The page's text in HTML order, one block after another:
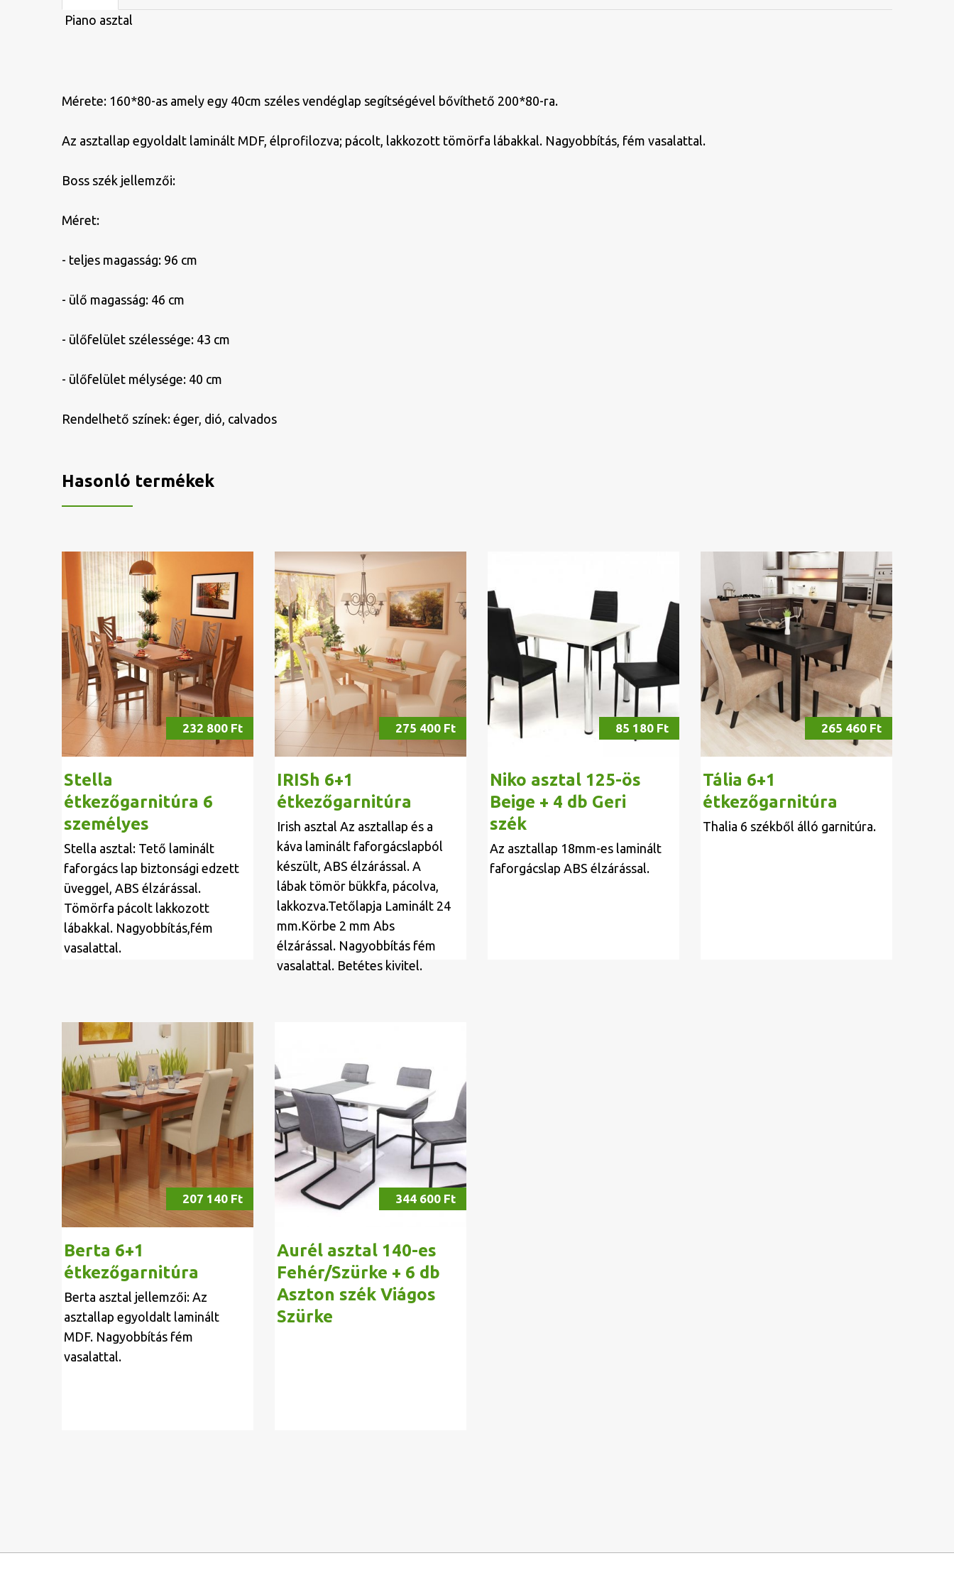
Piano asztal
Mérete: 160*80-as amely egy 40cm széles vendéglap segítségével bővíthető 200*80-ra.
Az asztallap egyoldalt laminált MDF, élprofilozva; pácolt, lakkozott tömörfa lábakkal. Nagyobbítás, fém vasalattal.
Boss szék jellemzői:
Méret:
- teljes magasság: 96 cm
- ülő magasság: 46 cm
- ülőfelület szélessége: 43 cm
- ülőfelület mélysége: 40 cm
Rendelhető színek: éger, dió, calvados
Hasonló termékek
232 800 Ft
Stella
étkezőgarnitúra 6
személyes
Stella asztal: Tető laminált
faforgács lap biztonsági edzett
üveggel, ABS élzárással.
Tömörfa pácolt lakkozott
lábakkal. Nagyobbítás,fém
vasalattal.
275 400 Ft
IRISh 6+1
étkezőgarnitúra
Irish asztal Az asztallap és a
káva laminált faforgácslapból
készült, ABS élzárással. A
lábak tömör bükkfa, pácolva,
lakkozva.Tetőlapja Laminált 24
mm.Körbe 2 mm Abs
élzárással. Nagyobbítás fém
vasalattal. Betétes kivitel.
85 180 Ft
Niko asztal 125-ös
Beige + 4 db Geri
szék
Az asztallap 18mm-es laminált
faforgácslap ABS élzárással.
265 460 Ft
Tália 6+1
étkezőgarnitúra
Thalia 6 székből álló garnitúra.
207 140 Ft
Berta 6+1
étkezőgarnitúra
Berta asztal jellemzői: Az
asztallap egyoldalt laminált
MDF. Nagyobbítás fém
vasalattal.
344 600 Ft
Aurél asztal 140-es
Fehér/Szürke + 6 db
Aszton szék Viágos
Szürke